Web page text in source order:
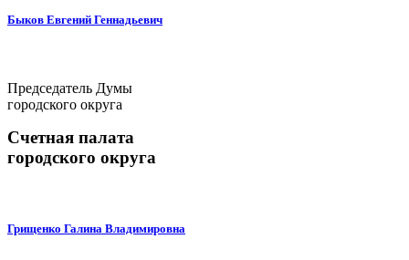
Быков Евгений Геннадьевич
Председатель Думы
городского округа
Счетная палата
городского округа
Грищенко Галина Владимировна